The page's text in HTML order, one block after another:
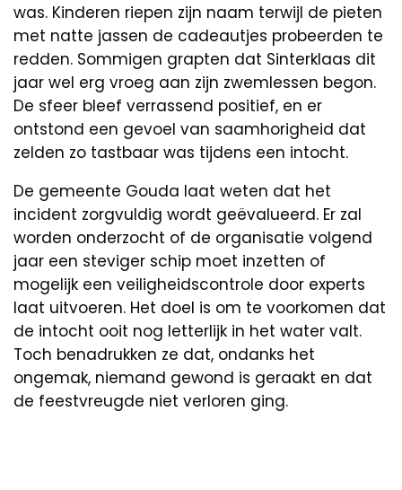
was. Kinderen riepen zijn naam terwijl de pieten
met natte jassen de cadeautjes probeerden te
redden. Sommigen grapten dat Sinterklaas dit
jaar wel erg vroeg aan zijn zwemlessen begon.
De sfeer bleef verrassend positief, en er
ontstond een gevoel van saamhorigheid dat
zelden zo tastbaar was tijdens een intocht.
De gemeente Gouda laat weten dat het
incident zorgvuldig wordt geëvalueerd. Er zal
worden onderzocht of de organisatie volgend
jaar een steviger schip moet inzetten of
mogelijk een veiligheidscontrole door experts
laat uitvoeren. Het doel is om te voorkomen dat
de intocht ooit nog letterlijk in het water valt.
Toch benadrukken ze dat, ondanks het
ongemak, niemand gewond is geraakt en dat
de feestvreugde niet verloren ging.